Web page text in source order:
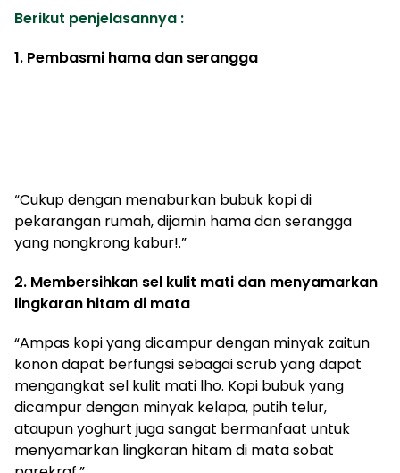
Berikut penjelasannya :
1. Pembasmi hama dan serangga
“Cukup dengan menaburkan bubuk kopi di
pekarangan rumah, dijamin hama dan serangga
yang nongkrong kabur!.”
2. Membersihkan sel kulit mati dan menyamarkan
lingkaran hitam di mata
“Ampas kopi yang dicampur dengan minyak zaitun
konon dapat berfungsi sebagai scrub yang dapat
mengangkat sel kulit mati lho. Kopi bubuk yang
dicampur dengan minyak kelapa, putih telur,
ataupun yoghurt juga sangat bermanfaat untuk
menyamarkan lingkaran hitam di mata sobat